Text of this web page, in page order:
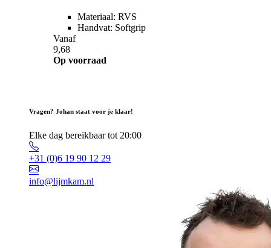
Materiaal: RVS
Handvat: Softgrip
Vanaf
9,68
Op voorraad
Vragen? Johan staat voor je klaar!
Elke dag bereikbaar tot 20:00
+31 (0)6 19 90 12 29
info@lijmkam.nl